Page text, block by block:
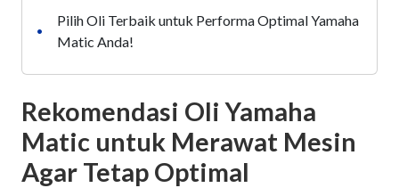
•
Pilih Oli Terbaik untuk Performa Optimal Yamaha
Matic Anda!
Rekomendasi Oli Yamaha
Matic untuk Merawat Mesin
Agar Tetap Optimal